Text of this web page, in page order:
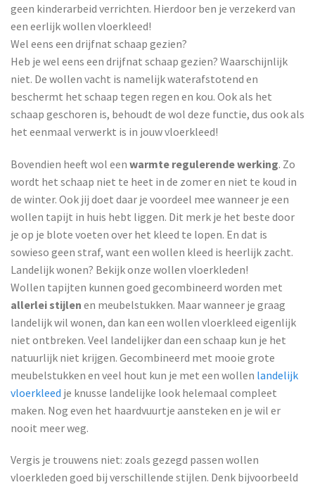
geen kinderarbeid verrichten. Hierdoor ben je verzekerd van
een eerlijk wollen vloerkleed!
Wel eens een drijfnat schaap gezien?
Heb je wel eens een drijfnat schaap gezien? Waarschijnlijk
niet. De wollen vacht is namelijk waterafstotend en
beschermt het schaap tegen regen en kou. Ook als het
schaap geschoren is, behoudt de wol deze functie, dus ook als
het eenmaal verwerkt is in jouw vloerkleed!
Bovendien heeft wol een warmte regulerende werking. Zo
wordt het schaap niet te heet in de zomer en niet te koud in
de winter. Ook jij doet daar je voordeel mee wanneer je een
wollen tapijt in huis hebt liggen. Dit merk je het beste door
je op je blote voeten over het kleed te lopen. En dat is
sowieso geen straf, want een wollen kleed is heerlijk zacht.
Landelijk wonen? Bekijk onze wollen vloerkleden!
Wollen tapijten kunnen goed gecombineerd worden met
allerlei stijlen en meubelstukken. Maar wanneer je graag
landelijk wil wonen, dan kan een wollen vloerkleed eigenlijk
niet ontbreken. Veel landelijker dan een schaap kun je het
natuurlijk niet krijgen. Gecombineerd met mooie grote
meubelstukken en veel hout kun je met een wollen landelijk
vloerkleed je knusse landelijke look helemaal compleet
maken. Nog even het haardvuurtje aansteken en je wil er
nooit meer weg.
Vergis je trouwens niet: zoals gezegd passen wollen
vloerkleden goed bij verschillende stijlen. Denk bijvoorbeeld